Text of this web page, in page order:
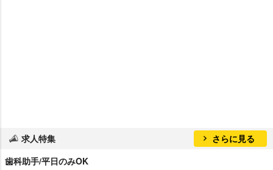
求人特集
さらに見る
歯科助手/平日のみOK